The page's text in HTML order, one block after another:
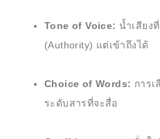
Tone of Voice: น้ำเสียง
(Authority) แต่เข้าถึงได้
Choice of Words: การ
ระดับสารที่จะสื่อ